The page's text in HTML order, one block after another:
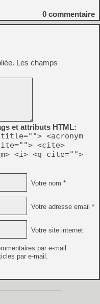
0 commentaire
Les champs
et attributs HTML:
<acronym
<cite>
<i> <q cite="">
Votre nom *
Votre adresse email *
Votre site internet
par e-mail.
par e-mail.